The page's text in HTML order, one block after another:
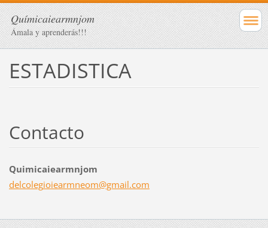
Químicaiearmnjom
Ámala y aprenderás!!!
ESTADISTICA
Contacto
Quimicaiearmnjom
delcolegioiearmneom@gmail.com